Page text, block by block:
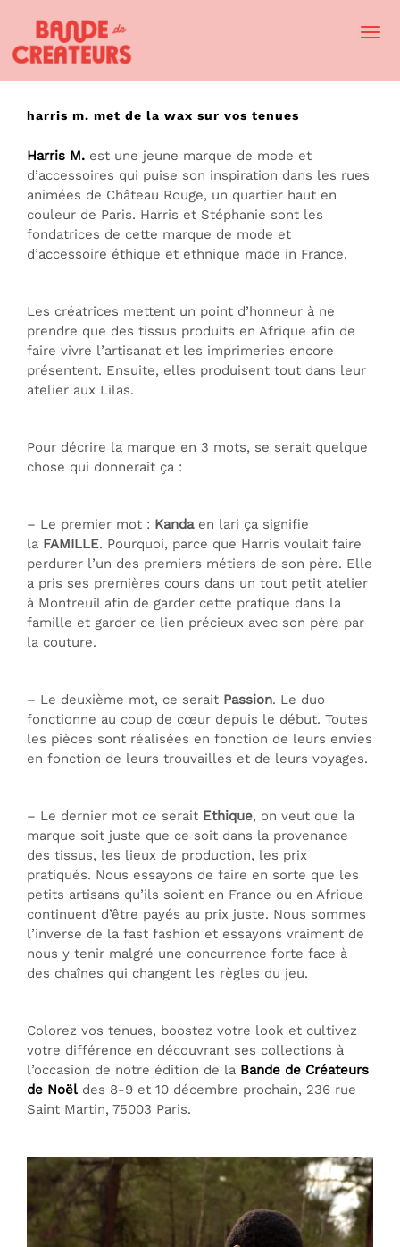
harris m. met de la wax sur vos tenues
Harris M. est une jeune marque de mode et
d’accessoires qui puise son inspiration dans les rues
animées de Château Rouge, un quartier haut en
couleur de Paris. Harris et Stéphanie sont les
fondatrices de cette marque de mode et
d’accessoire éthique et ethnique made in France.
Les créatrices mettent un point d’honneur à ne
prendre que des tissus produits en Afrique afin de
faire vivre l’artisanat et les imprimeries encore
présentent. Ensuite, elles produisent tout dans leur
atelier aux Lilas.
Pour décrire la marque en 3 mots, se serait quelque
chose qui donnerait ça :
– Le premier mot : Kanda en lari ça signifie
la FAMILLE. Pourquoi, parce que Harris voulait faire
perdurer l’un des premiers métiers de son père. Elle
a pris ses premières cours dans un tout petit atelier
à Montreuil afin de garder cette pratique dans la
famille et garder ce lien précieux avec son père par
la couture.
– Le deuxième mot, ce serait Passion. Le duo
fonctionne au coup de cœur depuis le début. Toutes
les pièces sont réalisées en fonction de leurs envies
en fonction de leurs trouvailles et de leurs voyages.
– Le dernier mot ce serait Ethique, on veut que la
marque soit juste que ce soit dans la provenance
des tissus, les lieux de production, les prix
pratiqués. Nous essayons de faire en sorte que les
petits artisans qu’ils soient en France ou en Afrique
continuent d’être payés au prix juste. Nous sommes
l’inverse de la fast fashion et essayons vraiment de
nous y tenir malgré une concurrence forte face à
des chaînes qui changent les règles du jeu.
Colorez vos tenues, boostez votre look et cultivez
votre différence en découvrant ses collections à
l’occasion de notre édition de la Bande de Créateurs
de Noël des 8-9 et 10 décembre prochain, 236 rue
Saint Martin, 75003 Paris.